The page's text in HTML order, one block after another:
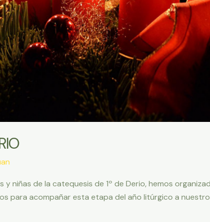
y niñas de la catequesis de 1º de Derio, hemos
para acompañar esta etapa del año litúrgico a